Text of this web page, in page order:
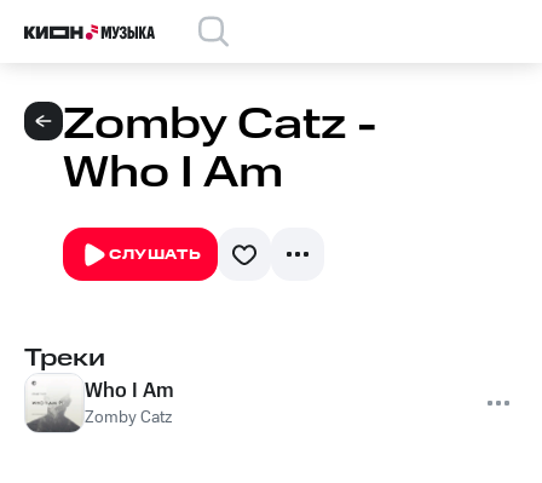
Zomby Catz -
Who I Am
СЛУШАТЬ
Треки
Who I Am
Zomby Catz